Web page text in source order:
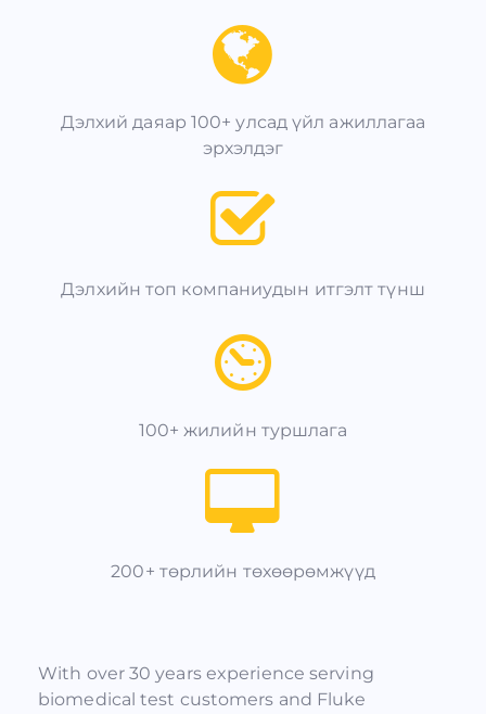
Дэлхий даяар 100+ улсад үйл ажиллагаа
эрхэлдэг
Дэлхийн топ компаниудын итгэлт түнш
100+ жилийн туршлага
200+ төрлийн төхөөрөмжүүд
With over 30 years experience serving
biomedical test customers and Fluke